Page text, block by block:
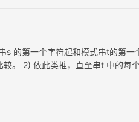
的第一个字符起和模式串t的第一
。 2) 依此类推，直至串t 中的每